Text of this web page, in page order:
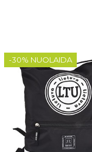
-30% NUOLAIDA